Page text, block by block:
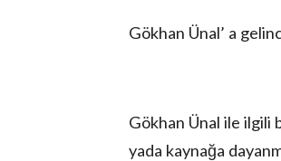
Gökhan Ünal’ a
Gökhan Ünal ile ilgili
yada kaynağa